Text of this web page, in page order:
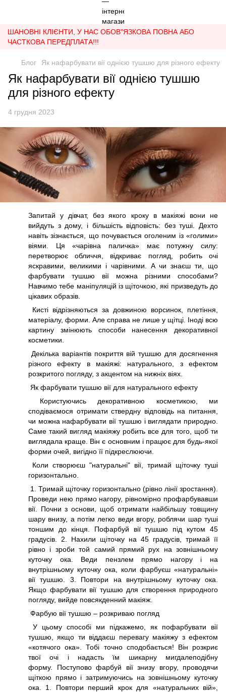
ШАНОВНІ КЛІЄНТИ, У НАС ОБОВ"ЯЗКОВА ПОВНА АБО
ЧАСТКОВА ПЕРЕДПЛАТА!!!
Блог Як нафарбувати вії однією тушшю для різного ефекту
Як нафарбувати вії однією тушшю
для різного ефекту
4 грудня 2023
Запитай у дівчат, без якого кроку в макіяжі вони не
вийдуть з дому, і більшість відповість: без туші. Дехто
навіть зізнається, що почувається оголеним із «голими»
віями. Ця «чарівна паличка» має потужну силу:
перетворює обличчя, відкриває погляд, робить очі
яскравими, великими і чарівними. А чи знаєш ти, що
фарбувати тушшю вії можна різними способами?
Навчимо тебе маніпуляцій із щіточкою, які призведуть до
цікавих образів.
Кисті відрізняються за довжиною ворсинок, плетіння,
матеріалу, форми. Але справа не лише у щітці. Іноді всю
картину змінюють способи нанесення декоративної
косметики.
Декілька варіантів покриття вій тушшю для досягнення
різного ефекту в макіяжі: натурального, з ефектом
розкритого погляду, з акцентом на нижніх віях.
Як фарбувати тушшю вії для натурального ефекту
Користуючись декоративною косметикою, ми
сподіваємося отримати ствердну відповідь на питання,
чи можна нафарбувати вії тушшю і виглядати природно.
Саме такий вигляд макіяжу робить все для того, щоб ти
виглядала краще. Він є основним і працює для будь-якої
форми очей, вигідно її підкреслюючи.
Коли створюєш "натуральні" вії, тримай щіточку туші
горизонтально.
1. Тримай щіточку горизонтально (рівно лінії зростання).
Проведи нею прямо нагору, рівномірно профарбувавши
вії. Почни з основи, щоб отримати найбільшу товщину
шару внизу, а потім легко веди вгору, роблячи шар туші
тоншим до кінця. Пофарбуй вії тушшю під кутом 45
градусів. 2. Нахили щіточку на 45 градусів, тримай її
рівно і зроби той самий прямий рух на зовнішньому
куточку ока. Веди пензлем прямо нагору і на
внутрішньому куточку ока, коли фарбуєш «натуральні»
вії тушшю. 3. Повтори на внутрішньому куточку ока.
Якщо фарбувати вії тушшю для створення природного
погляду, вийде повсякденний макіяж.
Фарбую вії тушшю – розкриваю погляд
У цьому способі ми підкажемо, як пофарбувати вії
тушшю, якщо ти віддаєш перевагу макіяжу з ефектом
«котячого ока». Тобі точно сподобається! Він розкриє
твої очі і надасть їм шикарну мигдалеподібну
форму. Поступово фарбуй вії знизу вгору, проводячи
щіткою прямо і затримуючись на зовнішньому куточку
ока. 1. Повтори перший крок для «натуральних вій»,